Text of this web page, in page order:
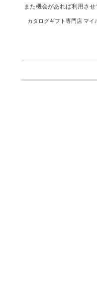
また機会があれば利用させ
カタログギフト専門店 マ